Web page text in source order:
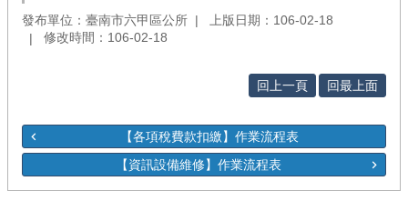
發布單位：臺南市六甲區公所
上版日期：106-02-18
修改時間：106-02-18
回上一頁 回最上面
【各項稅費款扣繳】作業流程表
【資訊設備維修】作業流程表